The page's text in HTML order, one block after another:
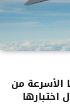
من
اختبارها